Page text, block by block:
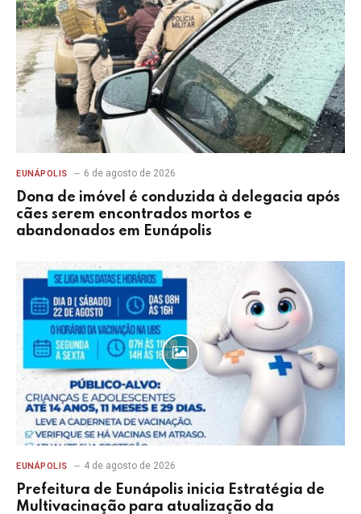
EUNÁPOLIS 6 de agosto de 2026
Dona de imóvel é conduzida à delegacia após
cães serem encontrados mortos e
abandonados em Eunápolis
EUNÁPOLIS 4 de agosto de 2026
Prefeitura de Eunápolis inicia Estratégia de
Multivacinação para atualização da